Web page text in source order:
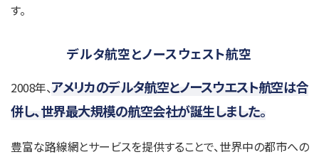
す。
デルタ航空とノースウェスト航空
2008年、アメリカのデルタ航空とノースウエスト航空は合
併し、世界最大規模の航空会社が誕生しました。
豊富な路線網とサービスを提供することで、世界中の都市への